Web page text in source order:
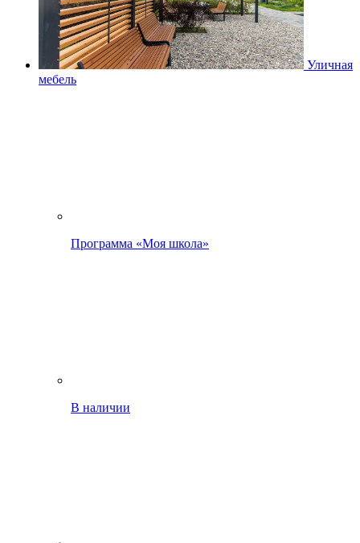
Уличная
мебель
Программа «Моя школа»
В наличии